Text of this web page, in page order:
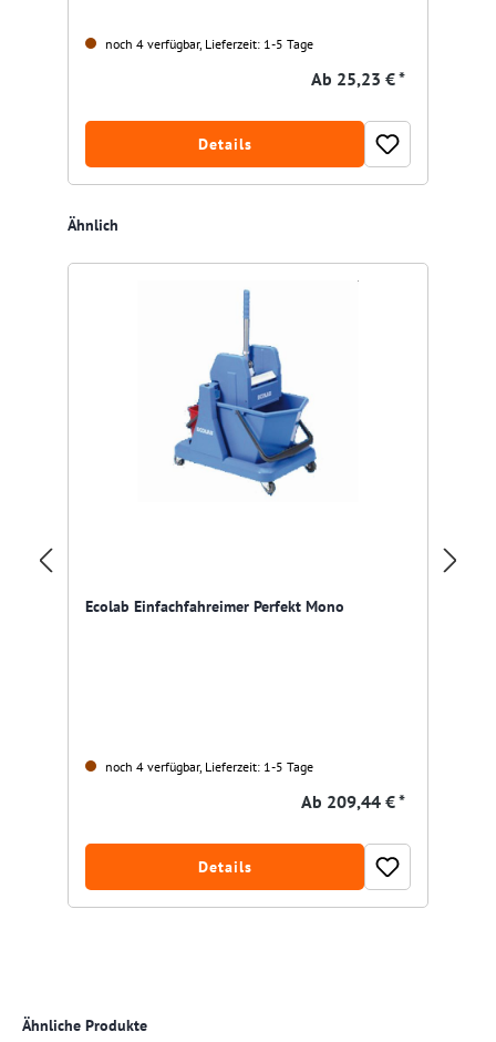
noch 4 verfügbar, Lieferzeit: 1-5 Tage
Ab 25,23 € *
Details
Produktgalerie überspringen
Ähnlich
Ecolab Einfachfahreimer Perfekt Mono
noch 4 verfügbar, Lieferzeit: 1-5 Tage
Ab 209,44 € *
Details
Produktgalerie überspringen
Ähnliche Produkte